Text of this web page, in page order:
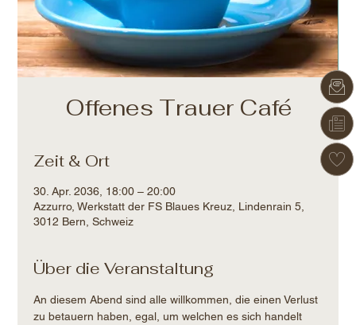
Offenes Trauer Café
Zeit & Ort
30. Apr. 2036, 18:00 – 20:00
Azzurro, Werkstatt der FS Blaues Kreuz, Lindenrain 5,
3012 Bern, Schweiz
Über die Veranstaltung
An diesem Abend sind alle willkommen, die einen Verlust
zu betauern haben, egal, um welchen es sich handelt